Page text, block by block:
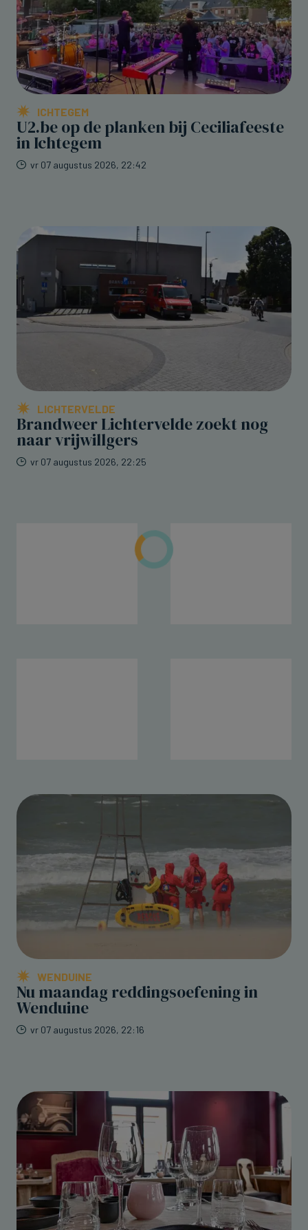
ICHTEGEM
U2.be op de planken bij Ceciliafeeste
in Ichtegem
vr 07 augustus 2026, 22:42
LICHTERVELDE
Brandweer Lichtervelde zoekt nog
naar vrijwillgers
vr 07 augustus 2026, 22:25
WENDUINE
Nu maandag reddingsoefening in
Wenduine
vr 07 augustus 2026, 22:16